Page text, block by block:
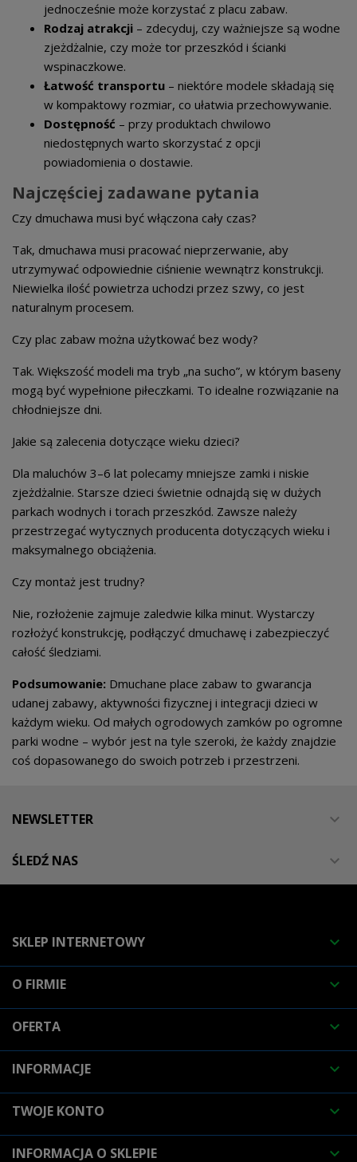
jednocześnie może korzystać z placu zabaw.
Rodzaj atrakcji – zdecyduj, czy ważniejsze są wodne
zjeżdżalnie, czy może tor przeszkód i ścianki
wspinaczkowe.
Łatwość transportu – niektóre modele składają się
w kompaktowy rozmiar, co ułatwia przechowywanie.
Dostępność – przy produktach chwilowo
niedostępnych warto skorzystać z opcji
powiadomienia o dostawie.
Najczęściej zadawane pytania
Czy dmuchawa musi być włączona cały czas?
Tak, dmuchawa musi pracować nieprzerwanie, aby
utrzymywać odpowiednie ciśnienie wewnątrz konstrukcji.
Niewielka ilość powietrza uchodzi przez szwy, co jest
naturalnym procesem.
Czy plac zabaw można użytkować bez wody?
Tak. Większość modeli ma tryb „na sucho”, w którym baseny
mogą być wypełnione piłeczkami. To idealne rozwiązanie na
chłodniejsze dni.
Jakie są zalecenia dotyczące wieku dzieci?
Dla maluchów 3–6 lat polecamy mniejsze zamki i niskie
zjeżdżalnie. Starsze dzieci świetnie odnajdą się w dużych
parkach wodnych i torach przeszkód. Zawsze należy
przestrzegać wytycznych producenta dotyczących wieku i
maksymalnego obciążenia.
Czy montaż jest trudny?
Nie, rozłożenie zajmuje zaledwie kilka minut. Wystarczy
rozłożyć konstrukcję, podłączyć dmuchawę i zabezpieczyć
całość śledziami.
Podsumowanie: Dmuchane place zabaw to gwarancja
udanej zabawy, aktywności fizycznej i integracji dzieci w
każdym wieku. Od małych ogrodowych zamków po ogromne
parki wodne – wybór jest na tyle szeroki, że każdy znajdzie
coś dopasowanego do swoich potrzeb i przestrzeni.
NEWSLETTER 
ŚLEDŹ NAS 
SKLEP INTERNETOWY 
O FIRMIE 
OFERTA 
INFORMACJE 
TWOJE KONTO 
INFORMACJA O SKLEPIE 